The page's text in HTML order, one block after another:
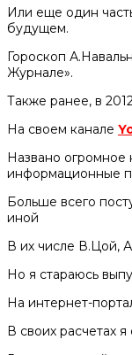
Или еще один
будущем.
Гороскоп
Журнале».
Также ранее, в
На своем канале
Названо огромное
информационные
Больше всего
иной
В их числе В.Цой,
Но я стараюсь
На интернет-
В своих расчетах